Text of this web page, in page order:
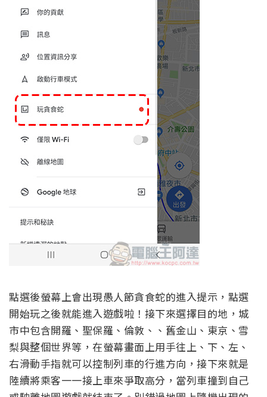
點選後螢幕上會出現愚人節貪食蛇的進入提示，點選
開始玩之後就能進入遊戲啦！接下來選擇目的地，城
市中包含開羅、聖保羅、倫敦、、舊金山、東京、雪
梨與整個世界等，在螢幕畫面上用手往上、下、左、
右滑動手指就可以控制列車的行進方向，接下來就是
陸續將乘客一一接上車來爭取高分，當列車撞到自己